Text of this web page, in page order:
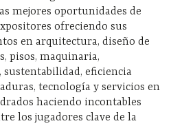
mejores oportunidades de
ofreciendo sus
en arquitectura, diseño de
pisos, maquinaria,
eficiencia
tecnología y servicios en
haciendo incontables
los jugadores clave de la